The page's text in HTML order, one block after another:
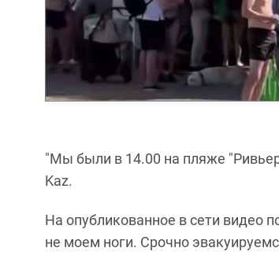
"Мы были в 14.00 на пляже
Kaz.
На опубликованное в сети видео
не моем ноги. Срочно